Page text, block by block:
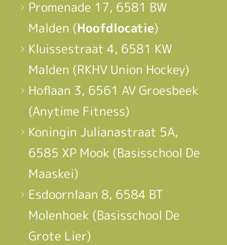
Promenade 17, 6581 BW
Malden (Hoofdlocatie)
Kluissestraat 4, 6581 KW
Malden (RKHV Union Hockey)
Hoflaan 3, 6561 AV Groesbeek
(Anytime Fitness)
Koningin Julianastraat 5A,
6585 XP Mook (Basisschool De
Maaskei)
Esdoornlaan 8, 6584 BT
Molenhoek (Basisschool De
Grote Lier)